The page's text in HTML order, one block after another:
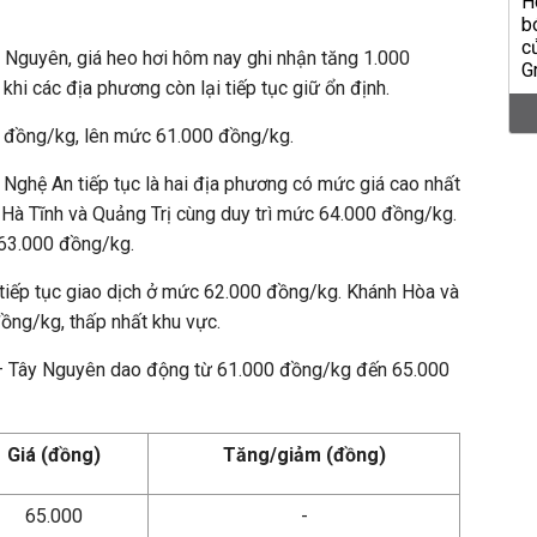
giá heo hơi hôm nay ghi nhận tăng 1.000
các địa phương còn lại tiếp tục giữ ổn định.
kg, lên mức 61.000 đồng/kg.
Nghệ An tiếp tục là hai địa phương có mức giá cao nhất
Tĩnh và Quảng Trị cùng duy trì mức 64.000 đồng/kg.
đồng/kg.
tục giao dịch ở mức 62.000 đồng/kg. Khánh Hòa và
kg, thấp nhất khu vực.
Tây Nguyên dao động từ 61.000 đồng/kg đến 65.000
Giá (đồng) Tăng/giảm (đồng)
65.000 -